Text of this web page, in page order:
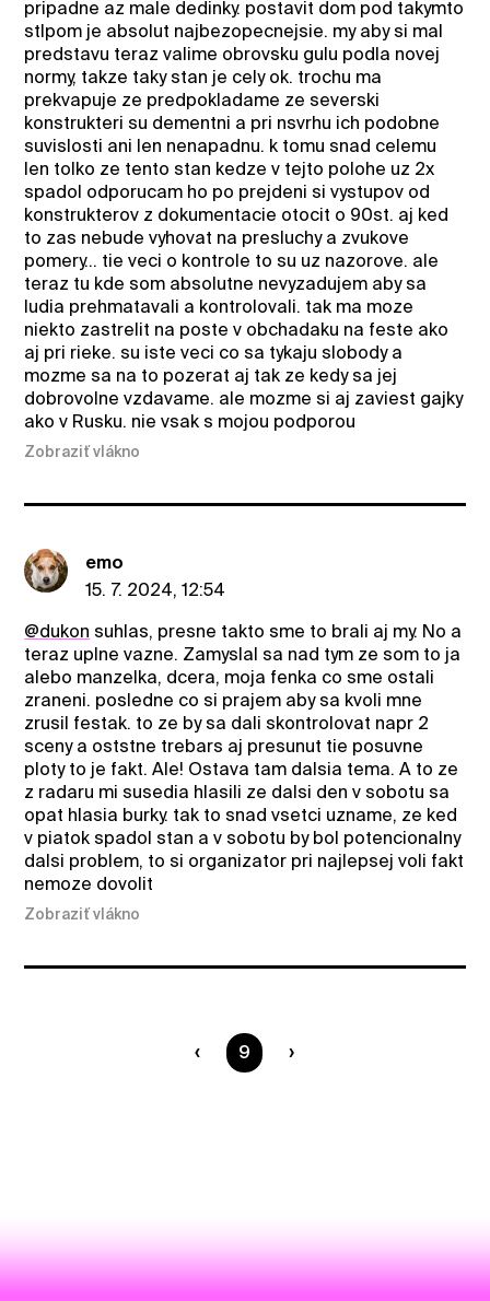
pripadne az male dedinky. postavit dom pod takymto
stlpom je absolut najbezopecnejsie. my aby si mal
predstavu teraz valime obrovsku gulu podla novej
normy, takze taky stan je cely ok. trochu ma
prekvapuje ze predpokladame ze severski
konstrukteri su dementni a pri nsvrhu ich podobne
suvislosti ani len nenapadnu. k tomu snad celemu
len tolko ze tento stan kedze v tejto polohe uz 2x
spadol odporucam ho po prejdeni si vystupov od
konstrukterov z dokumentacie otocit o 90st. aj ked
to zas nebude vyhovat na presluchy a zvukove
pomery... tie veci o kontrole to su uz nazorove. ale
teraz tu kde som absolutne nevyzadujem aby sa
ludia prehmatavali a kontrolovali. tak ma moze
niekto zastrelit na poste v obchadaku na feste ako
aj pri rieke. su iste veci co sa tykaju slobody a
mozme sa na to pozerat aj tak ze kedy sa jej
dobrovolne vzdavame. ale mozme si aj zaviest gajky
ako v Rusku. nie vsak s mojou podporou
Zobraziť vlákno
emo
15. 7. 2024, 12:54
@dukon suhlas, presne takto sme to brali aj my. No a
teraz uplne vazne. Zamyslal sa nad tym ze som to ja
alebo manzelka, dcera, moja fenka co sme ostali
zraneni. posledne co si prajem aby sa kvoli mne
zrusil festak. to ze by sa dali skontrolovat napr 2
sceny a oststne trebars aj presunut tie posuvne
ploty to je fakt. Ale! Ostava tam dalsia tema. A to ze
z radaru mi susedia hlasili ze dalsi den v sobotu sa
opat hlasia burky. tak to snad vsetci uzname, ze ked
v piatok spadol stan a v sobotu by bol potencionalny
dalsi problem, to si organizator pri najlepsej voli fakt
nemoze dovolit
Zobraziť vlákno
Ste na strane
9